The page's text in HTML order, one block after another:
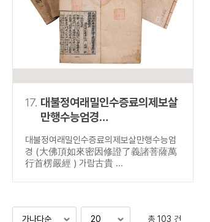
17. 대불정여래밀인수증료의제보살
만행수능엄경
諸菩薩萬行首楞嚴經 )
대불정여래밀인수증료의제보살만행수능엄
경 (大佛頂如來密因修證了義諸菩薩萬
行首楞嚴經 ) 가람古貴 ...
총 103 건